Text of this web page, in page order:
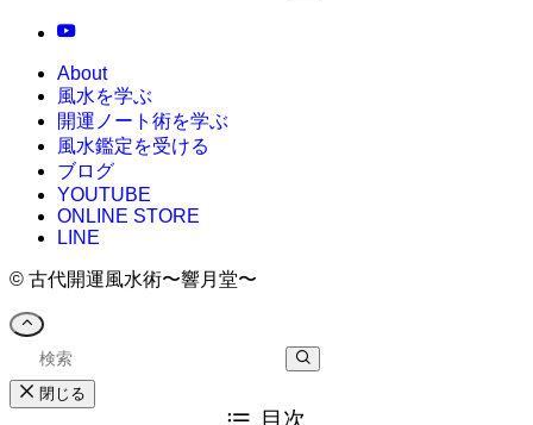
About
風水を学ぶ
開運ノート術を学ぶ
風水鑑定を受ける
ブログ
YOUTUBE
ONLINE STORE
LINE
© 古代開運風水術〜響月堂〜
閉じる
目次